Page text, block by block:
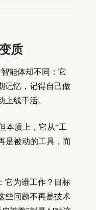
质
能体却不同：它
记忆，记得自己做
线干活。
本质上，它从“工
被动的工具，而
它为谁工作？目标
些问题不再是技术